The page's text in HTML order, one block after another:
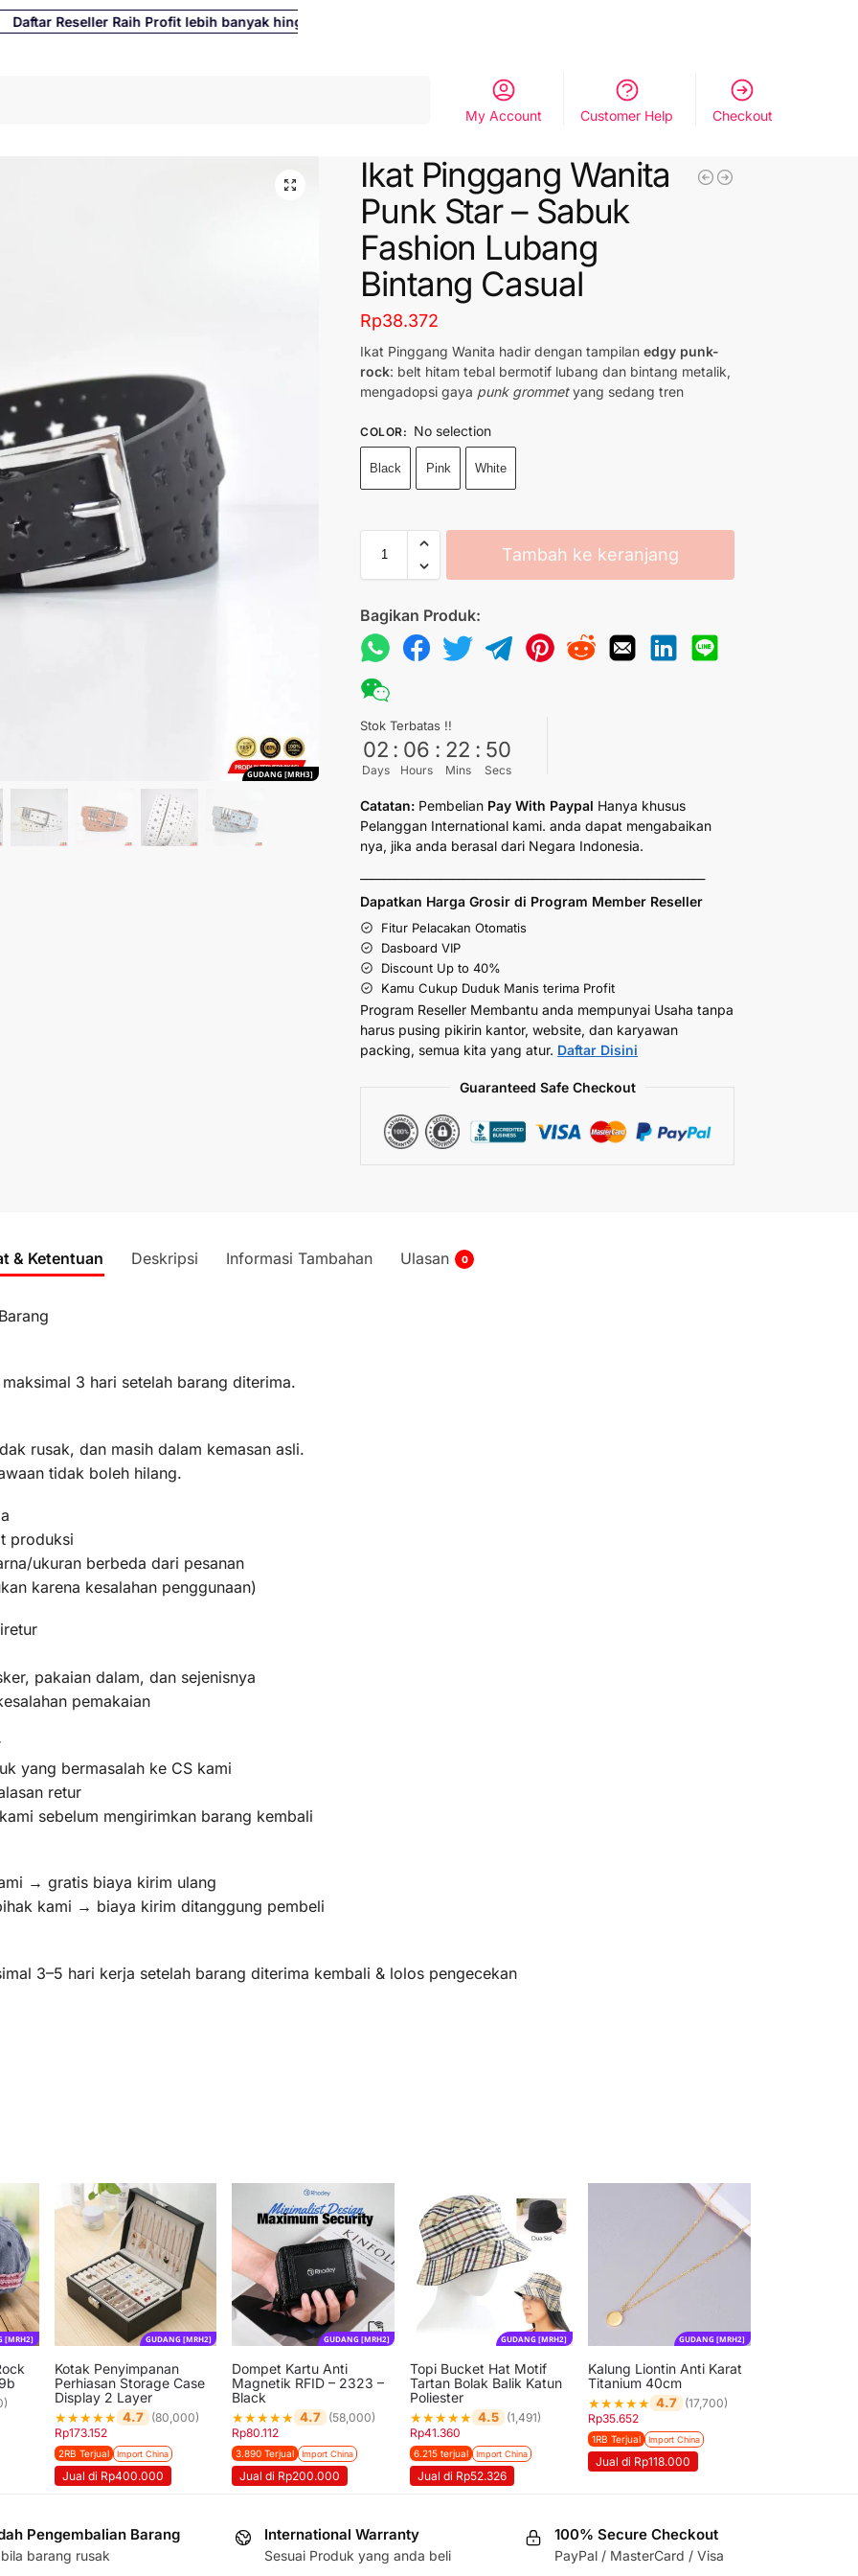
Reseller Raih Profit lebih banyak hingga 500%
My Account Customer Help Checkout
GUDANG [MRH3]
Ikat Pinggang Wanita
Punk Star – Sabuk
Fashion Lubang
Bintang Casual
Rp38.372
Ikat Pinggang Wanita hadir dengan tampilanedgy punk-
rock: belt hitam tebal bermotif lubang dan bintang metalik,
mengadopsi gaya punk grommetyang sedang tren
COLOR: No selection
Black Pink White
Tambah ke keranjang
Bagikan Produk:
Stok Terbatas !!
02
Days
: 06
Hours
: 22
Mins
: 50
Secs
Catatan: Pembelian Pay With Paypal Hanya khusus
Pelanggan International kami. anda dapat mengabaikan
nya, jika anda berasal dari Negara Indonesia.
Dapatkan Harga Grosir di Program Member Reseller
Fitur Pelacakan Otomatis
Dasboard VIP
Discount Up to 40%
Kamu Cukup Duduk Manis terima Profit
Program Reseller Membantu anda mempunyai Usaha tanpa
harus pusing pikirin kantor, website, dan karyawan
packing, semua kita yang atur. Daftar Disini
Guaranteed Safe Checkout
& Ketentuan Deskripsi Informasi Tambahan Ulasan 0
3 hari setelah barang diterima.
rusak, dan masih dalam kemasan asli.
tidak boleh hilang.
produksi
ukuran berbeda dari pesanan
karena kesalahan penggunaan)
pakaian dalam, dan sejenisnya
pemakaian
yang bermasalah ke CS kami
retur
sebelum mengirimkan barang kembali
→ gratis biaya kirim ulang
kami → biaya kirim ditanggung pembeli
3–5 hari kerja setelah barang diterima kembali & lolos pengecekan
[MRH2] GUDANG [MRH2]
Kotak Penyimpanan
Perhiasan Storage Case
Display 2 Layer
★★★★★ 4.7
(80,000)
Rp173.152
2RB Terjual Import China
Jual di Rp400.000
GUDANG [MRH2]
Dompet Kartu Anti
Magnetik RFID – 2323 –
Black
★★★★★ 4.7 (58,000)
Rp80.112
3.890 Terjual Import China
Jual di Rp200.000
GUDANG [MRH2]
Topi Bucket Hat Motif
Tartan Bolak Balik Katun
Poliester
★★★★★ 4.5 (1,491)
Rp41.360
6.215 terjual Import China
Jual di Rp52.326
GUDANG [MRH2]
Kalung Liontin Anti Karat
Titanium 40cm
★★★★★ 4.7
(17,700)
Rp35.652
1RB Terjual Import China
Jual di Rp118.000
Pengembalian Barang
barang rusak
International Warranty
Sesuai Produk yang anda beli
100% Secure Checkout
PayPal / MasterCard / Visa